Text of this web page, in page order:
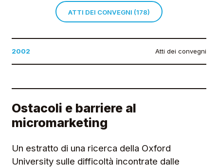
ATTI DEI CONVEGNI (178)
2002 Atti dei convegni
Ostacoli e barriere al
micromarketing
Un estratto di una ricerca della Oxford
University sulle difficoltà incontrate dalle